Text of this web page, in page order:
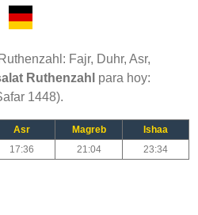
Fajr, Duhr, Asr,
Ruthenzahl para hoy:
1448).
Asr Magreb
Ishaa
17:36 21:04 23:34